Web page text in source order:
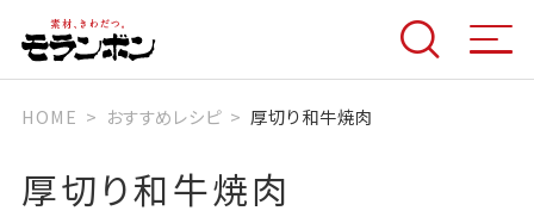
HOME おすすめレシピ 厚切り和牛焼肉
厚切り和牛焼肉